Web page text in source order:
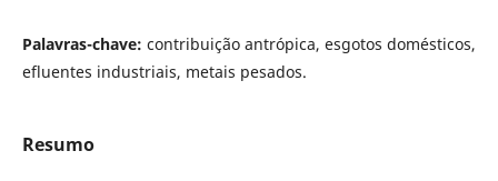
Palavras-chave: contribuição antrópica, esgotos domésticos,
efluentes industriais, metais pesados.
Resumo